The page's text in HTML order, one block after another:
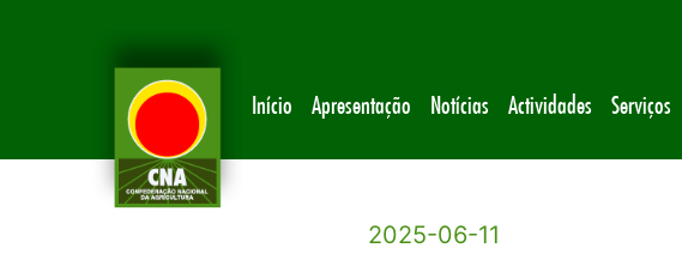
Início Apresentação Notícias Actividades Serviços
2025-06-11